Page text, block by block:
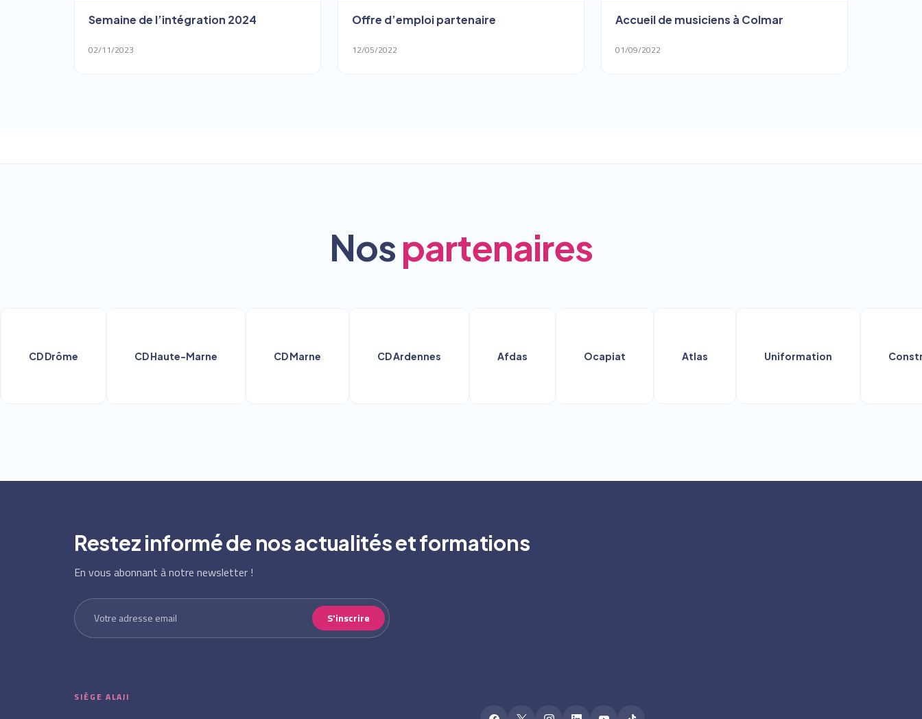
Semaine de l’intégration 2024
02/11/2023
Offre d’emploi partenaire
12/05/2022
Accueil de musiciens à Colmar
01/09/2022
Nospartenaires
CD Drôme CD Haute-Marne CD Marne CD Ardennes Afdas Ocapiat Atlas Uniformation
Restez informé de nos actualités et formations
En vous abonnant à notre newsletter !
S'inscrire
SIÈGE ALAJI